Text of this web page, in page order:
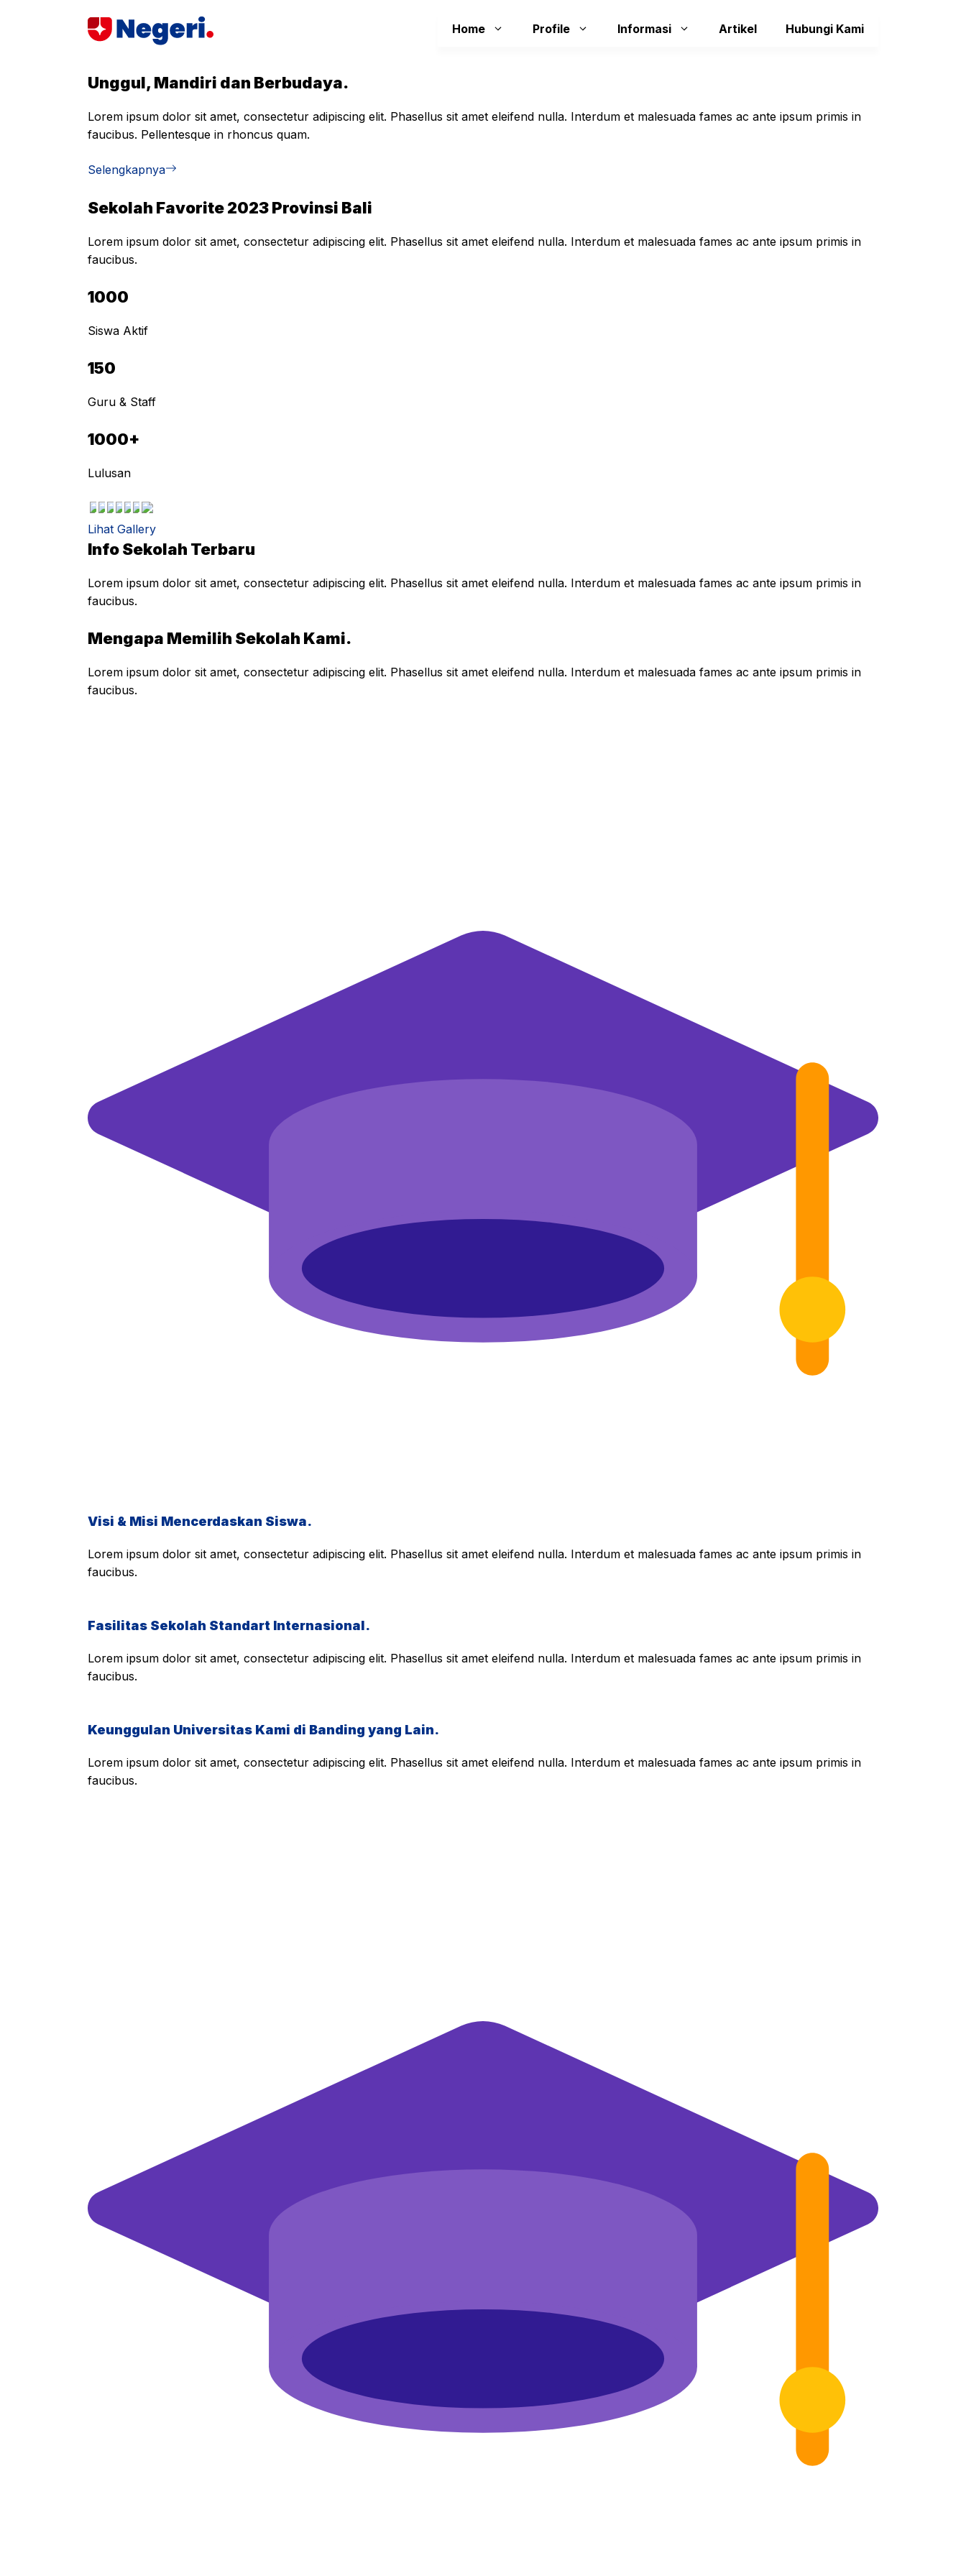
Home Profile Informasi Artikel Hubungi Kami
Unggul, Mandiri dan Berbudaya.
Lorem ipsum dolor sit amet, consectetur adipiscing elit. Phasellus sit amet eleifend nulla. Interdum et malesuada fames ac ante ipsum primis in
faucibus. Pellentesque in rhoncus quam.
Selengkapnya
Sekolah Favorite 2023 Provinsi Bali
Lorem ipsum dolor sit amet, consectetur adipiscing elit. Phasellus sit amet eleifend nulla. Interdum et malesuada fames ac ante ipsum primis in
faucibus.
1000
Siswa Aktif
150
Guru & Staff
1000+
Lulusan
Lihat Gallery
Info Sekolah Terbaru
Lorem ipsum dolor sit amet, consectetur adipiscing elit. Phasellus sit amet eleifend nulla. Interdum et malesuada fames ac ante ipsum primis in
faucibus.
Mengapa Memilih Sekolah Kami.
Lorem ipsum dolor sit amet, consectetur adipiscing elit. Phasellus sit amet eleifend nulla. Interdum et malesuada fames ac ante ipsum primis in
faucibus.
Visi & Misi Mencerdaskan Siswa.
Lorem ipsum dolor sit amet, consectetur adipiscing elit. Phasellus sit amet eleifend nulla. Interdum et malesuada fames ac ante ipsum primis in
faucibus.
Fasilitas Sekolah Standart Internasional.
Lorem ipsum dolor sit amet, consectetur adipiscing elit. Phasellus sit amet eleifend nulla. Interdum et malesuada fames ac ante ipsum primis in
faucibus.
Keunggulan Universitas Kami di Banding yang Lain.
Lorem ipsum dolor sit amet, consectetur adipiscing elit. Phasellus sit amet eleifend nulla. Interdum et malesuada fames ac ante ipsum primis in
faucibus.